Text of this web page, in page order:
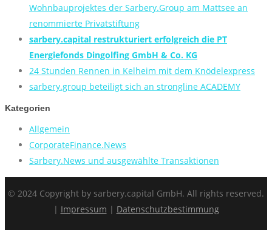
Wohnbauprojektes der Sarbery.Group am Mattsee an
renommierte Privatstiftung
sarbery.capital restrukturiert erfolgreich die PT
Energiefonds Dingolfing GmbH & Co. KG
24 Stunden Rennen in Kelheim mit dem Knödelexpress
sarbery.group beteiligt sich an strongline ACADEMY
Kategorien
Allgemein
CorporateFinance.News
Sarbery.News und ausgewählte Transaktionen
© 2024 Copyright by sarbery.capital GmbH. All rights reserved.
| Impressum | Datenschutzbestimmung